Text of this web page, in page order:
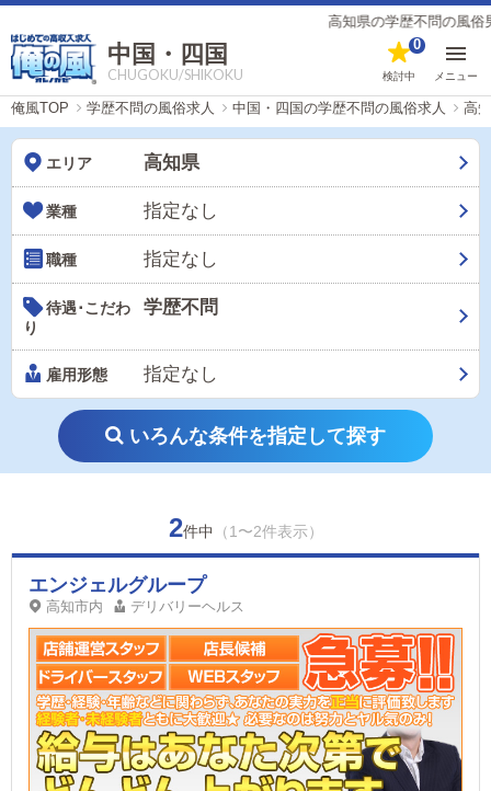
高知県の学歴不問の風俗
中国・四国
CHUGOKU/SHIKOKU 検討中
0
メニュー
俺風TOP 学歴不問の風俗求人 中国・四国の学歴不問の風俗求人 高
エリア 高知県
業種 指定なし
職種 指定なし
待遇･こだわ
り
学歴不問
雇用形態 指定なし
いろんな条件を指定して探す
2件中 （1〜2件表示）
エンジェルグループ
高知市内 デリバリーヘルス